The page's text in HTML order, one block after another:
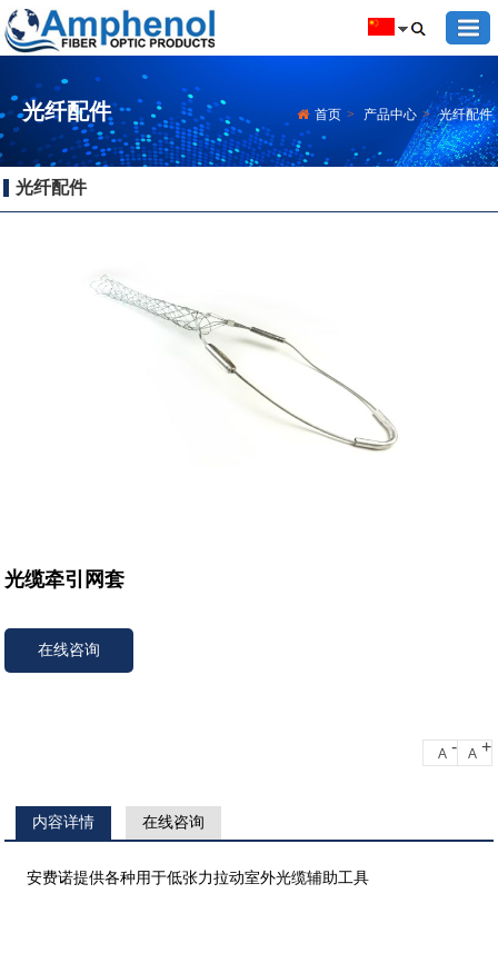
光纤配件 首页 > 产品中心 > 光纤配件
光纤配件
光缆牵引网套
在线咨询
A - A +
内容详情 在线咨询
安费诺提供各种用于低张力拉动室外光缆辅助工具